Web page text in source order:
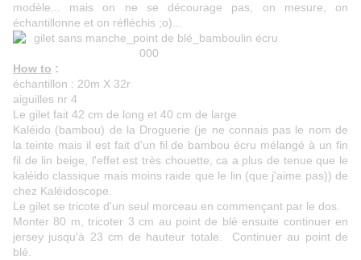
modèle... mais on ne se décourage pas, on mesure, on
échantillonne et on réfléchis ;o)...
How to :
échantillon : 20m X 32r
aiguilles nr 4
Le gilet fait 42 cm de long et 40 cm de large
Kaléido (bambou) de la Droguerie (je ne connais pas le nom de
la teinte mais il est fait d'un fil de bambou écru mélangé à un fin
fil de lin beige, l'effet est très chouette, ca a plus de tenue que le
kaléido classique mais moins raide que le lin (que j'aime pas)) de
chez Kaléidoscope.
Le gilet se tricote d'un seul morceau en commençant par le dos.
Monter 80 m, tricoter 3 cm au point de blé ensuite continuer en
jersey jusqu'à 23 cm de hauteur totale. Continuer au point de
blé.